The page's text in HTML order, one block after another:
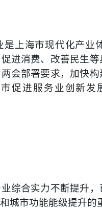
是上海市现代化产业
进消费、改善民生
会部署要求，加快构
促进服务业创新
综合实力不断提升
城市功能能级提升